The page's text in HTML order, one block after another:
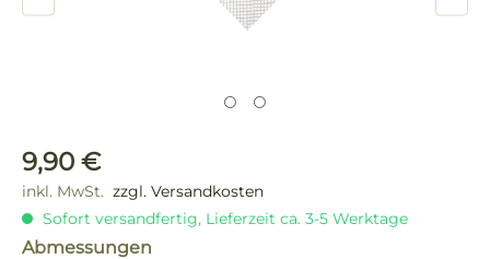
Regulärer Preis:
9,90 €
inkl. MwSt. zzgl. Versandkosten
Sofort versandfertig, Lieferzeit ca. 3-5 Werktage
Abmessungen